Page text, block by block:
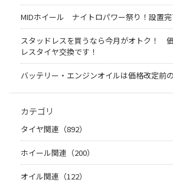
MIDホイール ナイトロパワー祭り！設置
スタッドレスを買うなら今月がオトク！
レスタイヤ交換です！
バッテリー・エンジンオイルは価格改定前
カテゴリ
タイヤ関連（892）
ホイール関連（200）
オイル関連（122）